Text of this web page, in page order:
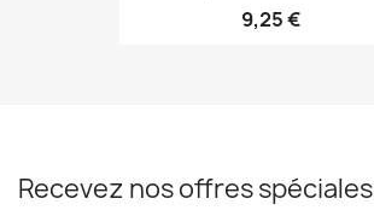
9,25 €
Recevez nos offres spéciales